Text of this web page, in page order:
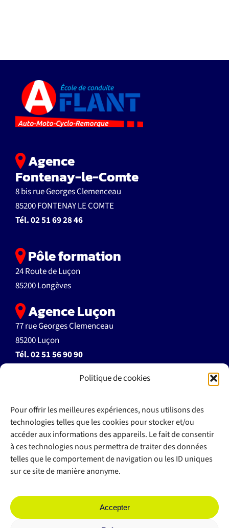
Politique de cookies
Pour offrir les meilleures expériences, nous utilisons des
technologies telles que les cookies pour stocker et/ou
accéder aux informations des appareils. Le fait de consentir
à ces technologies nous permettra de traiter des données
telles que le comportement de navigation ou les ID uniques
sur ce site de manière anonyme.
Accepter
Agence
Fontenay-le-Comte
8 bis rue Georges Clemenceau
85200 FONTENAY LE COMTE
Tél.02 51 69 28 46
Pôle formation
24 Route de Luçon
85200 Longèves
Agence Luçon
77 rue Georges Clemenceau
85200 Luçon
Tél.02 51 56 90 90
>> Documents à télécharger
>> Règlement intérieur
>> Espace client
Mentions légales